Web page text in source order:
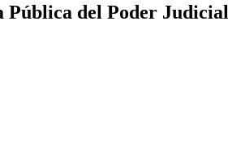
Pública del Poder Judicial